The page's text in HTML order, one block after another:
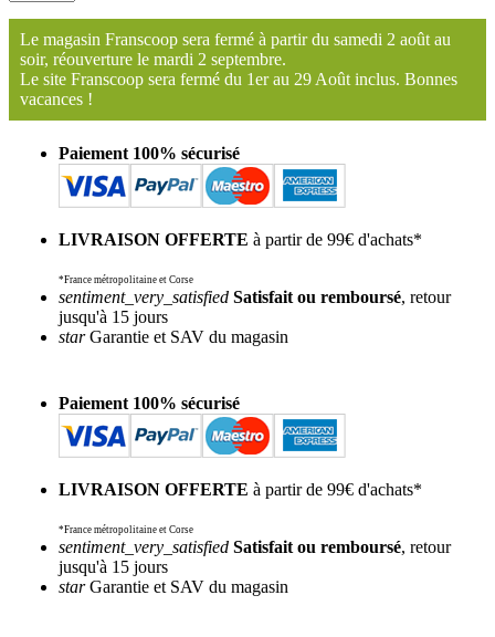
Le magasin Franscoop sera fermé à partir du samedi 2 août au
soir, réouverture le mardi 2 septembre.
Le site Franscoop sera fermé du 1er au 29 Août inclus. Bonnes
vacances !
Paiement 100% sécurisé
LIVRAISON OFFERTE à partir de 99€ d'achats*
*France métropolitaine et Corse
sentiment_very_satisfied Satisfait ou remboursé, retour
jusqu'à 15 jours
starGarantie et SAV du magasin
Paiement 100% sécurisé
LIVRAISON OFFERTE à partir de 99€ d'achats*
*France métropolitaine et Corse
sentiment_very_satisfied Satisfait ou remboursé, retour
jusqu'à 15 jours
starGarantie et SAV du magasin